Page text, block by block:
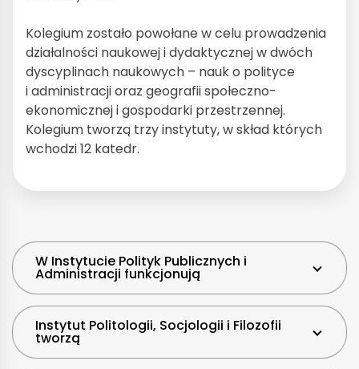
Kolegium zostało powołane w celu prowadzenia
działalności naukowej i dydaktycznej w dwóch
dyscyplinach naukowych – nauk o polityce
i administracji oraz geografii społeczno-
ekonomicznej i gospodarki przestrzennej.
Kolegium tworzą trzy instytuty, w skład których
wchodzi 12 katedr.
W Instytucie Polityk Publicznych i
Administracji funkcjonują
Instytut Politologii, Socjologii i Filozofii
tworzą